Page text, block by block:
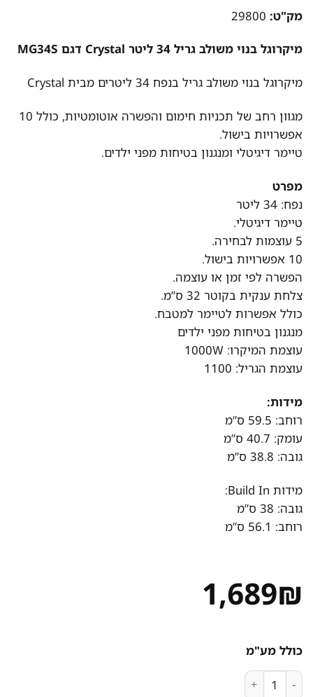
מק"ט:29800
מיקרוגל בנוי משולב גריל 34 ליטר Crystal דגם MG34S
מיקרוגל בנוי משולב גריל בנפח 34 ליטרים מבית Crystal
מגוון רחב של תכניות חימום והפשרה אוטומטיות, כולל 10
אפשרויות בישול.
טיימר דיגיטלי ומנגנון בטיחות מפני ילדים.
מפרט
נפח: 34 ליטר
טיימר דיגיטלי.
10 אפשרויות בישול.
הפשרה לפי זמן או עוצמה.
צלחת ענקית בקוטר 32 ס”מ.
כולל אפשרות לטיימר למטבח.
מנגנון בטיחות מפני ילדים
עוצמת המיקרו: 1000W
עוצמת הגריל: 1100
מידות:
רוחב: 59.5 ס”מ
עומק: 40.7 ס”מ
גובה: 38.8 ס”מ
מידות Build In:
גובה: 38 ס”מ
רוחב: 56.1 ס”מ
1,689₪
כולל מע"מ
כמות של מיקרוגל בנוי משולב גריל קריסטל MG34S כסוף